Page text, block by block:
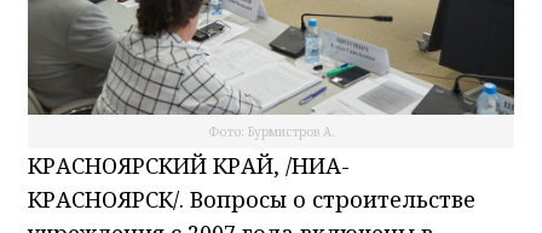
Фото: Бурмистров А.
КРАСНОЯРСКИЙ КРАЙ, /НИА-
КРАСНОЯРСК/. Вопросы о строительстве